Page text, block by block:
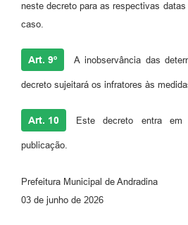
neste decreto para as respectivas
caso.
Art. 9º A inobservância das
decreto sujeitará os infratores às
Art. 10 Este decreto entra
publicação.
Prefeitura Municipal de Andradina
03 de junho de 2026